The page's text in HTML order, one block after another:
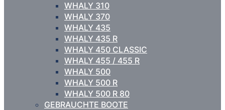
WHALY 310
WHALY 370
WHALY 435
WHALY 435 R
WHALY 450 CLASSIC
WHALY 455 / 455 R
WHALY 500
WHALY 500 R
WHALY 500 R 80
GEBRAUCHTE BOOTE